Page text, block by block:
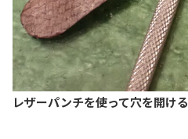
レザーパンチを使って穴を開ける